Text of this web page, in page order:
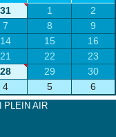
31 1
2
7 8
9
14 15
16
21 22
23
28 29
30
4 5 6
PLEIN AIR